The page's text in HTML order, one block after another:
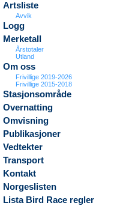
Artsliste
Avvik
Logg
Merketall
Årstotaler
Utland
Om oss
Frivillige 2019-2026
Frivillige 2015-2018
Stasjonsområde
Overnatting
Omvisning
Publikasjoner
Vedtekter
Transport
Kontakt
Norgeslisten
Lista Bird Race regler